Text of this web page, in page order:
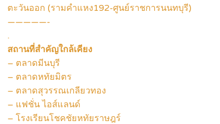
ตะวันออก (รามคำแหง192-ศูนย์ราชการนนทบุรี)
—————-
.
สถานที่สำคัญใกล้เคียง
– ตลาดมีนบุรี
– ตลาดหทัยมิตร
– ตลาดสุวรรณเกลียวทอง
– แฟชั่น ไอส์แลนด์
– โรงเรียนโชคชัยหทัยราษฎร์